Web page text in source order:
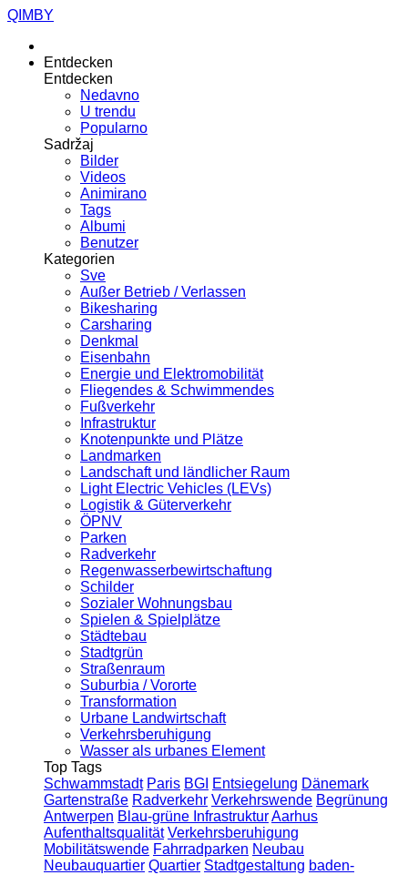
QIMBY
Entdecken
Entdecken
Nedavno
U trendu
Popularno
Sadržaj
Bilder
Videos
Animirano
Tags
Albumi
Benutzer
Kategorien
Sve
Außer Betrieb / Verlassen
Bikesharing
Carsharing
Denkmal
Eisenbahn
Energie und Elektromobilität
Fliegendes & Schwimmendes
Fußverkehr
Infrastruktur
Knotenpunkte und Plätze
Landmarken
Landschaft und ländlicher Raum
Light Electric Vehicles (LEVs)
Logistik & Güterverkehr
ÖPNV
Parken
Radverkehr
Regenwasserbewirtschaftung
Schilder
Sozialer Wohnungsbau
Spielen & Spielplätze
Städtebau
Stadtgrün
Straßenraum
Suburbia / Vororte
Transformation
Urbane Landwirtschaft
Verkehrsberuhigung
Wasser als urbanes Element
Top Tags
Schwammstadt Paris BGI Entsiegelung Dänemark
Gartenstraße Radverkehr Verkehrswende Begrünung
Antwerpen Blau-grüne InfrastrukturAarhus
Aufenthaltsqualität Verkehrsberuhigung
Mobilitätswende Fahrradparken Neubau
Neubauquartier Quartier Stadtgestaltung baden-